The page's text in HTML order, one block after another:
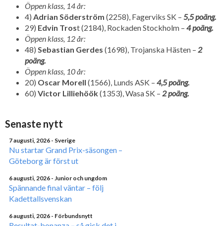
Öppen klass, 14 år:
4) Adrian Söderström (2258), Fagerviks SK – 5,5 poäng.
29) Edvin Trost (2184), Rockaden Stockholm – 4 poäng.
Öppen klass, 12 år:
48) Sebastian Gerdes (1698), Trojanska Hästen – 2
poäng.
Öppen klass, 10 år:
20) Oscar Morell (1566), Lunds ASK – 4,5 poäng.
60) Victor Lilliehöök(1353), Wasa SK – 2 poäng.
Senaste nytt
7 augusti, 2026 - Sverige
Nu startar Grand Prix-säsongen –
Göteborg är först ut
6 augusti, 2026 - Junior och ungdom
Spännande final väntar – följ
Kadettallsvenskan
6 augusti, 2026 - Förbundsnytt